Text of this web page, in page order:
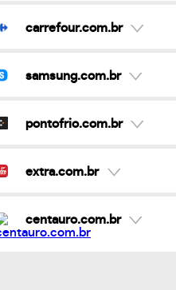
carrefour.com.br
samsung.com.br
pontofrio.com.br
extra.com.br
centauro.com.br